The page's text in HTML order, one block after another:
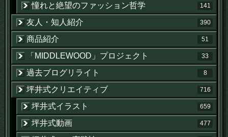
憧れと絶望のファッション哲学 141
友人・知人紹介 390
商品紹介 51
「MIDDLEWOOD」プロジェクト 33
過去ブログリライト 8
坪井式クリエイティブ 716
坪井式イラスト 659
坪井式動画 477